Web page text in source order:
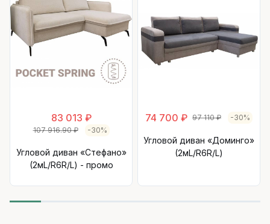
83 013 ₽
107 916.90 ₽ -30%
Угловой диван «Стефано»
(2мL/R6R/L) - промо
74 700 ₽ 97 110 ₽ -30%
Угловой диван «Доминго»
(2мL/R6R/L)